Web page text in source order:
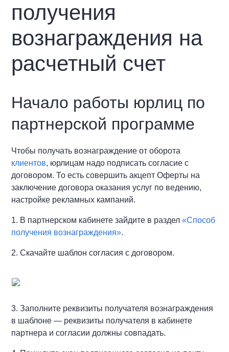
получения
вознаграждения на
расчетный счет
Начало работы юрлиц по
партнерской программе
Чтобы получать вознаграждение от оборота
клиентов, юрлицам надо подписать согласие с
договором. То есть совершить акцепт Оферты на
заключение договора оказания услуг по ведению,
настройке рекламных кампаний.
1. В партнерском кабинете зайдите в раздел«Способ
получения вознаграждения».
2. Скачайте шаблон согласия с договором.
3. Заполните реквизиты получателя вознаграждения
в шаблоне — реквизиты получателя в кабинете
партнера и согласии должны совпадать.